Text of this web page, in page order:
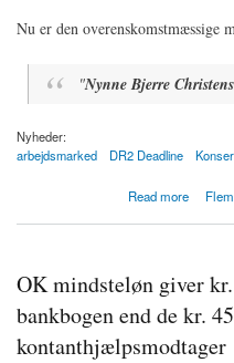
Nu er den overenskomstmæssige
"Nynne Bjerre
Nyheder:
arbejdsmarked
DR2 Deadline
Read more
about Konservative: Nu vil Søren Pape
OK mindsteløn giver
bankbogen end de kr.
kontanthjælpsmodtager